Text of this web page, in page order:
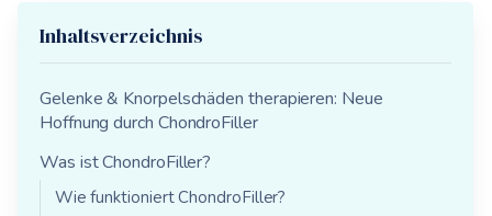
Inhaltsverzeichnis
‍Gelenke & Knorpelschäden therapieren: Neue
Hoffnung durch ChondroFiller
Was ist ChondroFiller?
Wie funktioniert ChondroFiller?